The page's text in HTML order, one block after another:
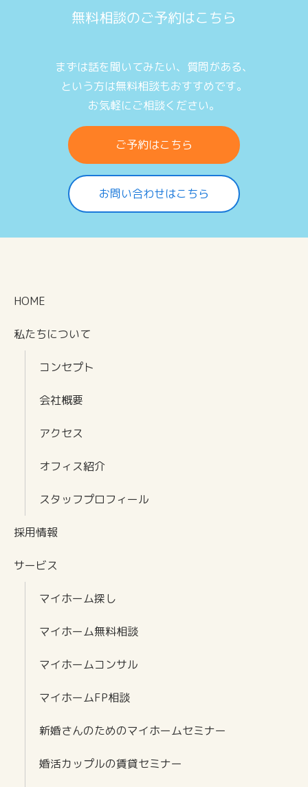
無料相談のご予約はこちら
まずは話を聞いてみたい、質問がある、
という方は無料相談もおすすめです。
お気軽にご相談ください。
ご予約はこちら
お問い合わせはこちら
HOME
私たちについて
コンセプト
会社概要
アクセス
オフィス紹介
スタッフプロフィール
採用情報
サービス
マイホーム探し
マイホーム無料相談
マイホームコンサル
マイホームFP相談
新婚さんのためのマイホームセミナー
婚活カップルの賃貸セミナー